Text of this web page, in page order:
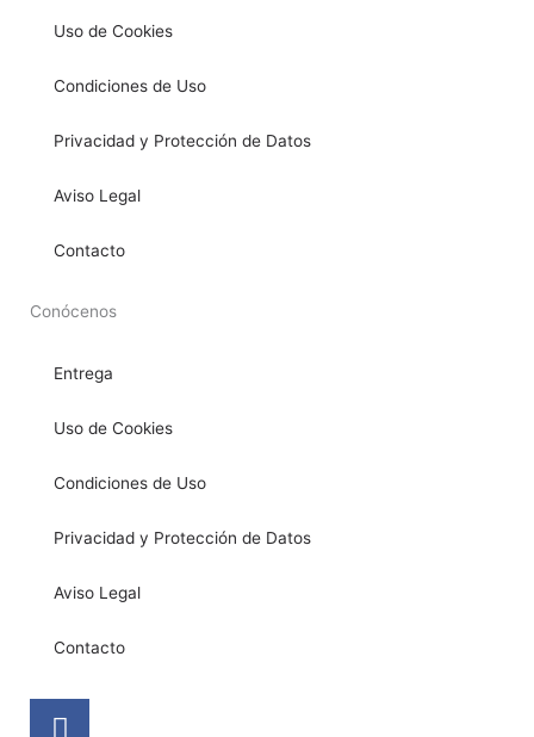
Uso de Cookies
Condiciones de Uso
Privacidad y Protección de Datos
Aviso Legal
Contacto
Conócenos
Entrega
Uso de Cookies
Condiciones de Uso
Privacidad y Protección de Datos
Aviso Legal
Contacto
Facebook
Instagram
Youtube
Tiktok
Pinterest